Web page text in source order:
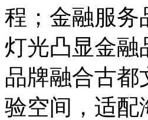
程；金融服务
灯光凸显金融
品牌融合古都
验空间，适配